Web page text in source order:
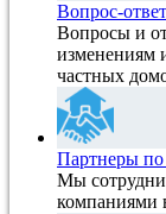
Вопрос-ответ
Вопросы и
изменениям
частных
Партнеры по
Мы
компаниями